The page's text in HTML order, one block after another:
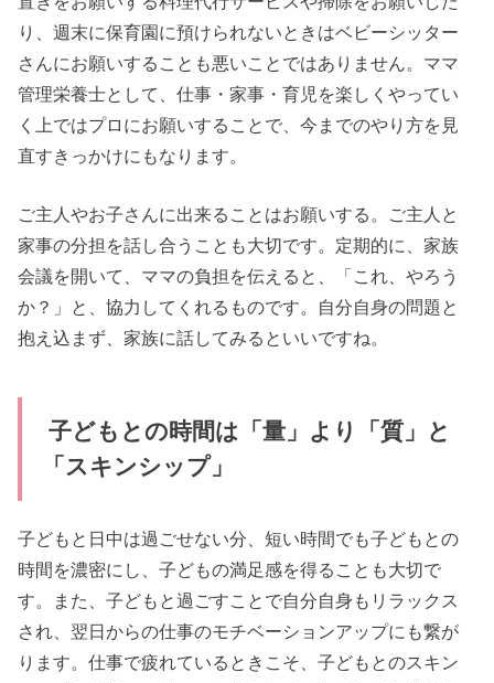
り、週末に保育園に預けられないときはベビーシッター
さんにお願いすることも悪いことではありません。ママ
管理栄養士として、仕事・家事・育児を楽しくやってい
く上ではプロにお願いすることで、今までのやり方を見
直すきっかけにもなります。
ご主人やお子さんに出来ることはお願いする。ご主人と
家事の分担を話し合うことも大切です。定期的に、家族
会議を開いて、ママの負担を伝えると、「これ、やろう
か？」と、協力してくれるものです。自分自身の問題と
抱え込まず、家族に話してみるといいですね。
子どもとの時間は「量」より「質」と
「スキンシップ」
子どもと日中は過ごせない分、短い時間でも子どもとの
時間を濃密にし、子どもの満足感を得ることも大切で
す。また、子どもと過ごすことで自分自身もリラックス
され、翌日からの仕事のモチベーションアップにも繋が
ります。仕事で疲れているときこそ、子どもとのスキン